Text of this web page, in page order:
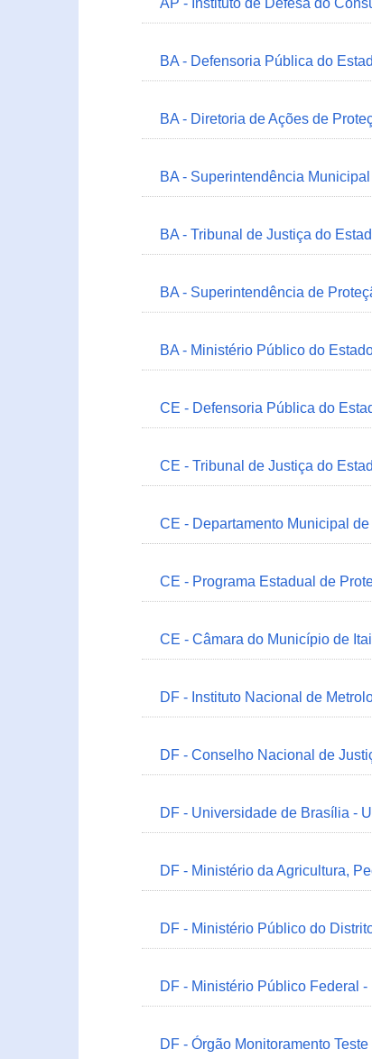
AP - Instituto de Defesa do
BA - Defensoria Pública do
BA - Diretoria de Ações de
BA - Superintendência
BA - Tribunal de Justiça do
BA - Superintendência de
BA - Ministério Público do
CE - Defensoria Pública do
CE - Tribunal de Justiça do
CE - Departamento Municipal
CE - Programa Estadual de
CE - Câmara do Município de
DF - Instituto Nacional de
DF - Conselho Nacional de
DF - Universidade de Brasília -
DF - Ministério da Agricultura,
DF - Ministério Público do
DF - Ministério Público Federal -
DF - Órgão Monitoramento Teste